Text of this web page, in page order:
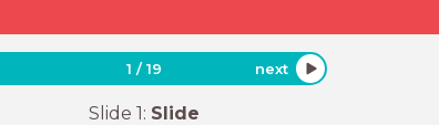
1 /19 next
Slide 1: Slide